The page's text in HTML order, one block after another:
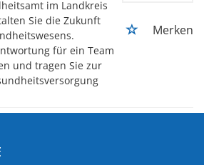
im Landkreis
Sie die Zukunft
für ein Team
und tragen Sie zur
Merken